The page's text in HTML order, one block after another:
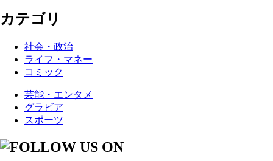
カテゴリ
社会・政治
ライフ・マネー
コミック
芸能・エンタメ
グラビア
スポーツ